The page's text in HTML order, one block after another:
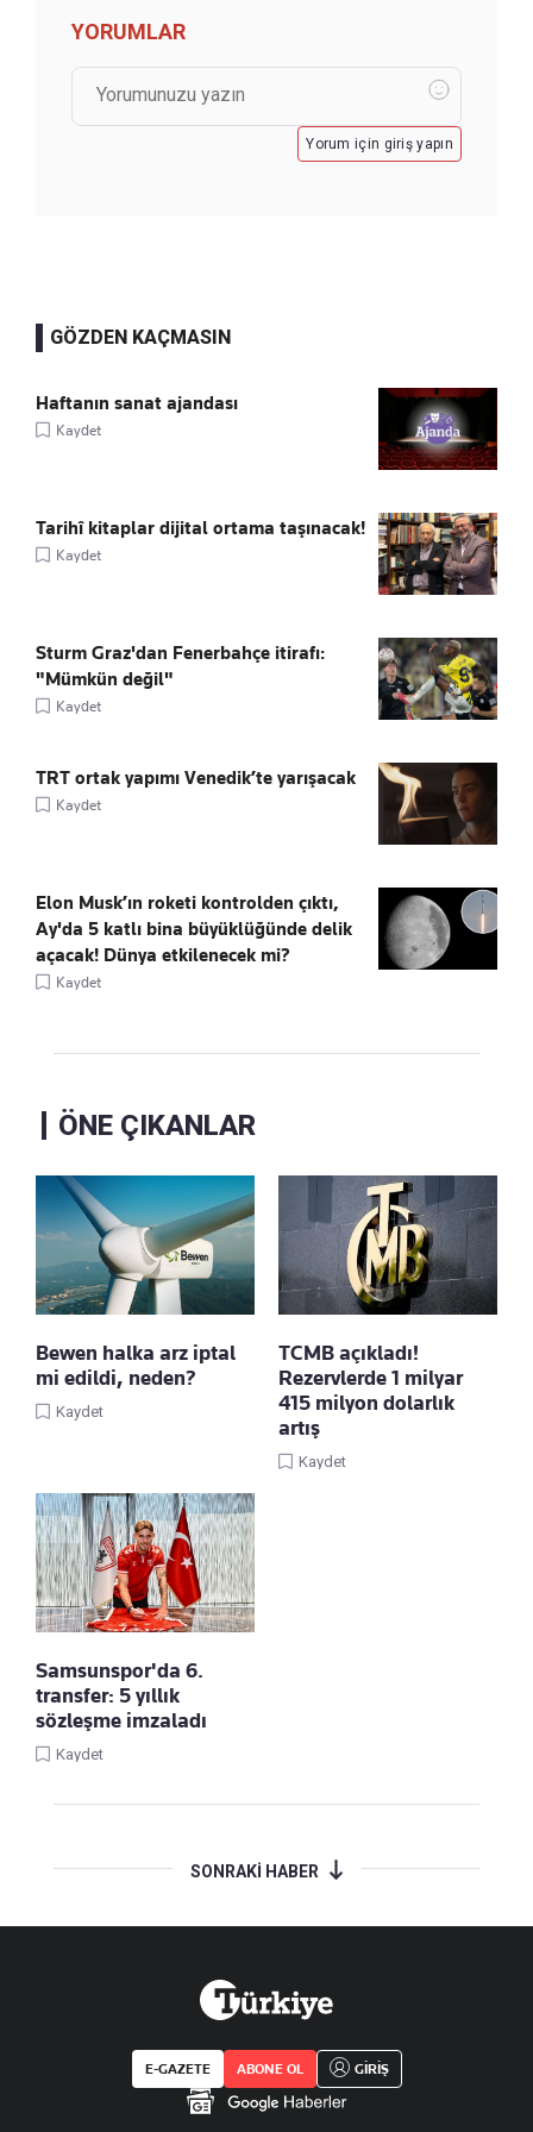
YORUMLAR
Yorum için giriş yapın
GÖZDEN KAÇMASIN
Haftanın sanat ajandası
Kaydet
Tarihî kitaplar dijital ortama taşınacak!
Kaydet
Sturm Graz'dan Fenerbahçe itirafı:
"Mümkün değil"
Kaydet
TRT ortak yapımı Venedik’te yarışacak
Kaydet
Elon Musk’ın roketi kontrolden çıktı,
Ay'da 5 katlı bina büyüklüğünde delik
açacak! Dünya etkilenecek mi?
Kaydet
ÖNE ÇIKANLAR
Bewen halka arz iptal
mi edildi, neden?
Kaydet
TCMB açıkladı!
Rezervlerde 1 milyar
415 milyon dolarlık
artış
Kaydet
Samsunspor'da 6.
transfer: 5 yıllık
sözleşme imzaladı
Kaydet
SONRAKİ HABER
E-GAZETE ABONE OL GİRİŞ